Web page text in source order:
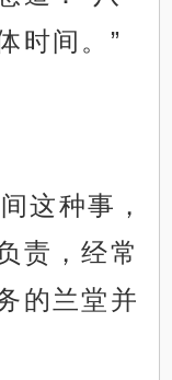
时间。”
这种事，
责，经常
的兰堂并